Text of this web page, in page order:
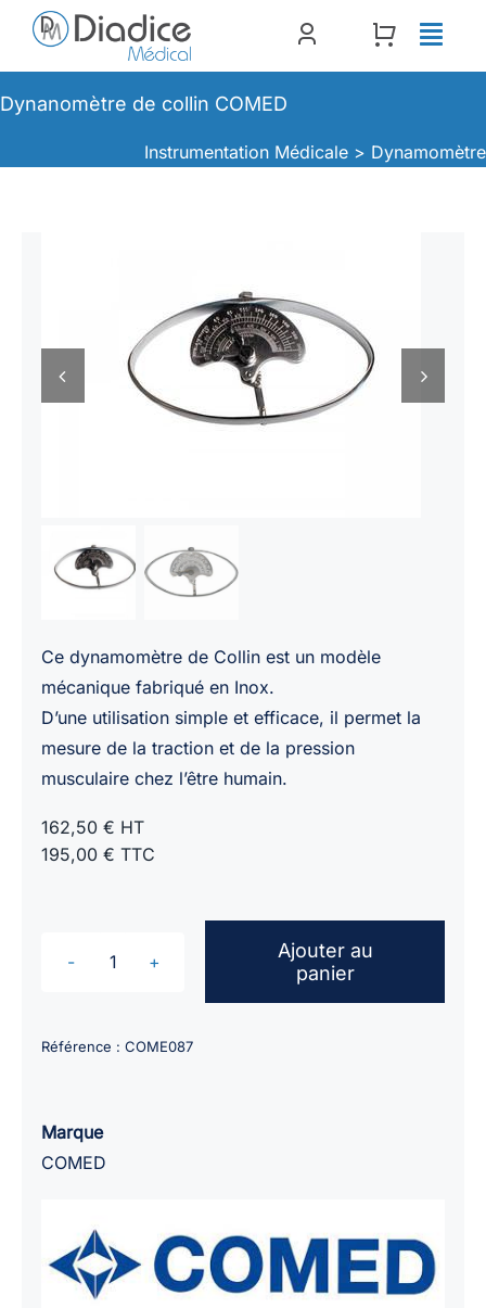
Passer
contenu
Dynanomètre de collin COMED
Instrumentation Médicale > Dynamomètre
Ce dynamomètre de Collin est un modèle
mécanique fabriqué en Inox.
D’une utilisation simple et efficace, il permet la
mesure de la traction et de la pression
musculaire chez l’être humain.
162,50 € HT
195,00 € TTC
quantité
Dynanomètre
Ajouter au
panier
Référence : COME087
Marque
COMED